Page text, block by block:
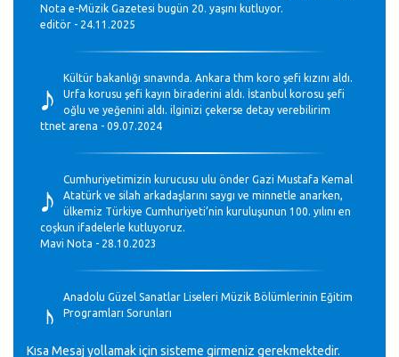
Nota e-Müzik Gazetesi bugün 20. yaşını kutluyor.
editör - 24.11.2025
♪
Kültür bakanlığı sınavında. Ankara thm koro şefi kızını aldı.
Urfa korusu şefi kayın biraderini aldı. İstanbul korosu şefi
oğlu ve yeğenini aldı. ilginizi çekerse detay verebilirim
ttnet arena - 09.07.2024
♪
Cumhuriyetimizin kurucusu ulu önder Gazi Mustafa Kemal
Atatürk ve silah arkadaşlarını saygı ve minnetle anarken,
ülkemiz Türkiye Cumhuriyeti’nin kuruluşunun 100. yılını en
coşkun ifadelerle kutluyoruz.
Mavi Nota - 28.10.2023
♪
Anadolu Güzel Sanatlar Liseleri Müzik Bölümlerinin Eğitim
Programları Sorunları
Kısa Mesaj yollamak için sisteme girmeniz gerekmektedir.